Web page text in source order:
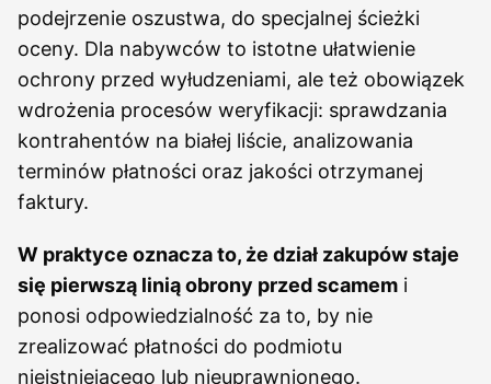
podejrzenie oszustwa, do specjalnej ścieżki
oceny. Dla nabywców to istotne ułatwienie
ochrony przed wyłudzeniami, ale też obowiązek
wdrożenia procesów weryfikacji: sprawdzania
kontrahentów na białej liście, analizowania
terminów płatności oraz jakości otrzymanej
faktury.
W praktyce oznacza to, że dział zakupów staje
się pierwszą linią obrony przed scamem i
ponosi odpowiedzialność za to, by nie
zrealizować płatności do podmiotu
nieistniejącego lub nieuprawnionego.